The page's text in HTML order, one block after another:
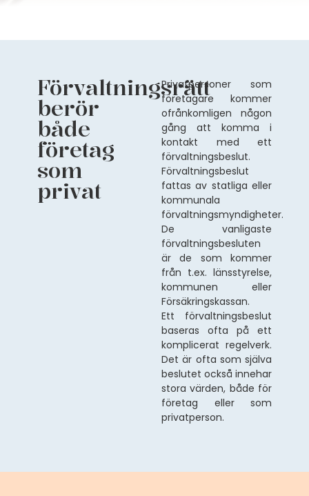
Förvaltningsrätt
berör
både
företag
som
privat
Privatpersoner som
företagare kommer
ofrånkomligen någon
gång att komma i
kontakt med ett
förvaltningsbeslut.
Förvaltningsbeslut
fattas av statliga eller
kommunala
förvaltningsmyndigheter.
De vanligaste
förvaltningsbesluten
är de som kommer
från t.ex. länsstyrelse,
kommunen eller
Försäkringskassan.
Ett förvaltningsbeslut
baseras ofta på ett
komplicerat regelverk.
Det är ofta som själva
beslutet också innehar
stora värden, både för
företag eller som
privatperson.